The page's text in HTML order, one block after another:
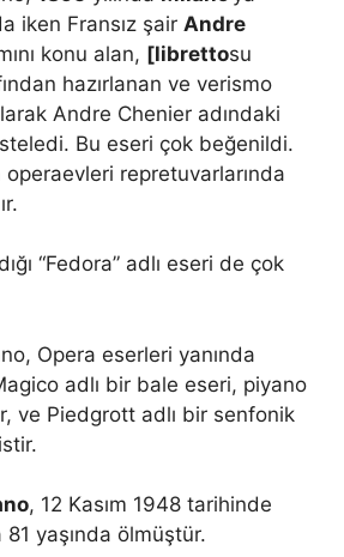
iken Fransız şair Andre
konu alan, [librettosu
hazırlanan ve verismo
Andre Chenier adındaki
Bu eseri çok beğenildi.
repretuvarlarında
“Fedora” adlı eseri de çok
Opera eserleri yanında
adlı bir bale eseri, piyano
ve Piedgrott adlı bir senfonik
, 12 Kasım 1948 tarihinde
81 yaşında ölmüştür.